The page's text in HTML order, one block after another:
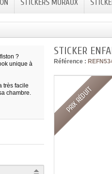
STICKERS MURAUX
STICKER
Référence :
PRIX RÉDUIT
?
unique à
très facile
chambre.